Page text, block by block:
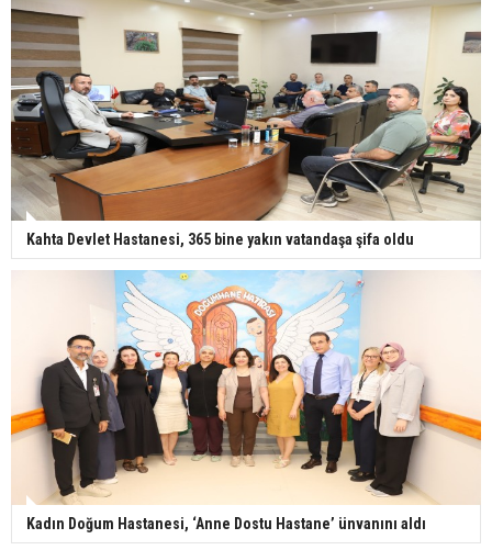
Kahta Devlet Hastanesi, 365 bine yakın vatandaşa şifa oldu
Kadın Doğum Hastanesi, ‘Anne Dostu Hastane’ ünvanını aldı